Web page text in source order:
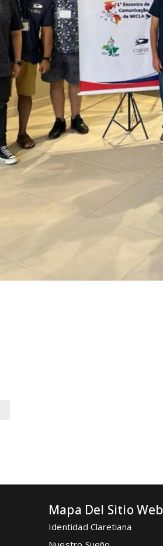
Mapa Del Sitio Web
Identidad Claretiana